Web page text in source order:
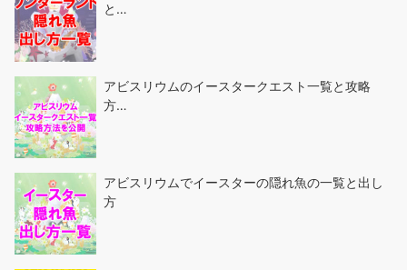
と…
アビスリウムのイースタークエスト一覧と攻略
方…
アビスリウムでイースターの隠れ魚の一覧と出し
方